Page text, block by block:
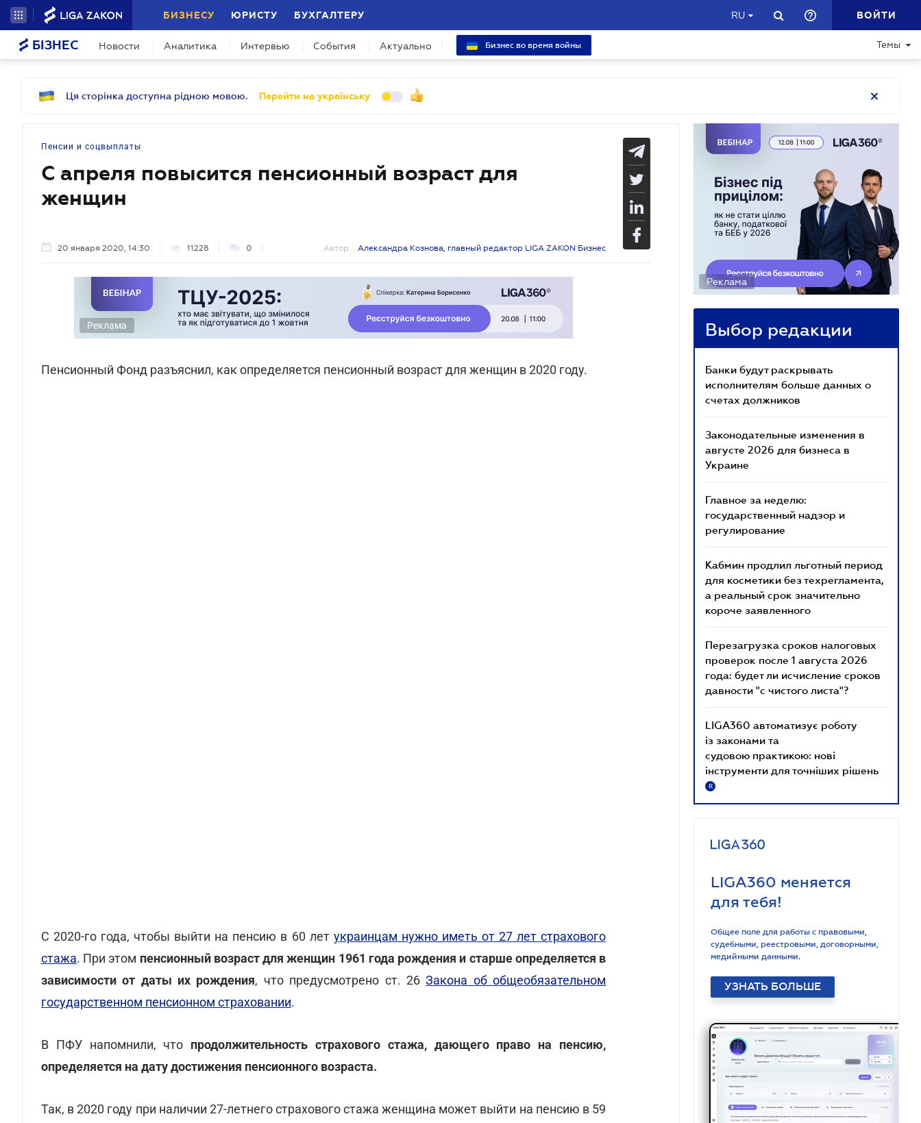
БИЗНЕСУ ЮРИСТУ БУХГАЛТЕРУ RU ВОЙТИ
БІЗНЕС Новости Аналитика Интервью События Актуально Бизнес во время войны Темы
Ця сторінка доступна рідною мовою. Перейти на українську
Пенсии и соцвыплаты
С апреля повысится пенсионный возраст для
женщин
20 января 2020, 14:30 11228 0 Автор: Александра Кознова, главный редактор LIGA ZAKON Бизнес
Реклама
Пенсионный Фонд разъяснил, как определяется пенсионный возраст для женщин в 2020 году.
С 2020-го года, чтобы выйти на пенсию в 60 лет украинцам нужно иметь от 27 лет страхового
стажа. При этом пенсионный возраст для женщин 1961 года рождения и старше определяется в
зависимости от даты их рождения, что предусмотрено ст. 26Закона об общеобязательном
государственном пенсионном страховании.
В ПФУ напомнили, что продолжительность страхового стажа, дающего право на пенсию,
определяется на дату достижения пенсионного возраста.
Так, в 2020 году при наличии 27-летнего страхового стажа женщина может выйти на пенсию в 59
Реклама
Выбор редакции
Банки будут раскрывать
исполнителям больше данных о
счетах должников
Законодательные изменения в
августе 2026 для бизнеса в
Украине
Главное за неделю:
государственный надзор и
регулирование
Кабмин продлил льготный период
для косметики без техрегламента,
а реальный срок значительно
короче заявленного
Перезагрузка сроков налоговых
проверок после 1 августа 2026
года: будет ли исчисление сроков
давности "с чистого листа"?
LIGA360 автоматизує роботу
із законами та
судовою практикою: нові
інструменти для точніших рішень
R
LIGA360 меняется
для тебя!
Общее поле для работы с правовыми,
судебными, реестровыми, договорными,
медийными данными.
УЗНАТЬ БОЛЬШЕ